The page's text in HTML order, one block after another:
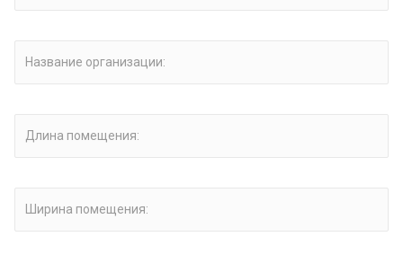
Название организации:
Длина помещения:
Ширина помещения: